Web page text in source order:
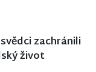
zachránili
život